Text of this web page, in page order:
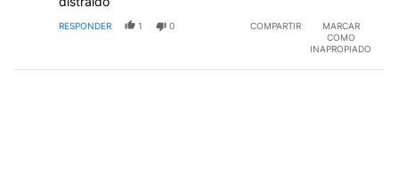
RESPONDER 1 0 COMPARTIR
MARCAR
COMO
INAPROPIADO